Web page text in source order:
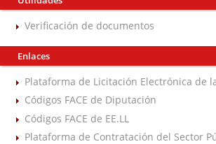
Verificación de documentos
Enlaces
Plataforma de Licitación Electrónica de
Códigos FACE de Diputación
Códigos FACE de EE.LL
Plataforma de Contratación del Sector